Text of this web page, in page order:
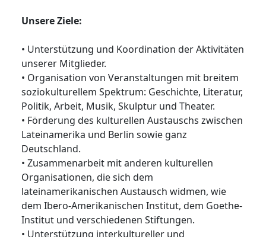
Unsere Ziele:
• Unterstützung und Koordination der Aktivitäten
unserer Mitglieder.
• Organisation von Veranstaltungen mit breitem
soziokulturellem Spektrum: Geschichte, Literatur,
Politik, Arbeit, Musik, Skulptur und Theater.
• Förderung des kulturellen Austauschs zwischen
Lateinamerika und Berlin sowie ganz
Deutschland.
• Zusammenarbeit mit anderen kulturellen
Organisationen, die sich dem
lateinamerikanischen Austausch widmen, wie
dem Ibero-Amerikanischen Institut, dem Goethe-
Institut und verschiedenen Stiftungen.
• Unterstützung interkultureller und